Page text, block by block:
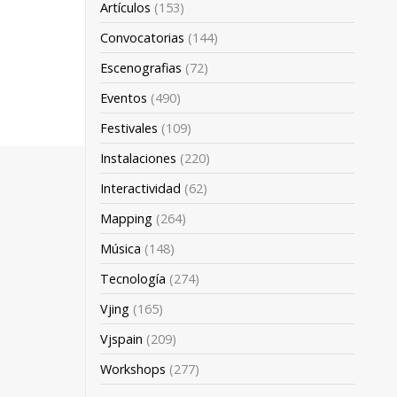
Artículos (153)
Convocatorias (144)
Escenografias (72)
Eventos (490)
Festivales (109)
Instalaciones (220)
Interactividad (62)
Mapping (264)
Música (148)
Tecnología (274)
Vjing (165)
Vjspain (209)
Workshops (277)